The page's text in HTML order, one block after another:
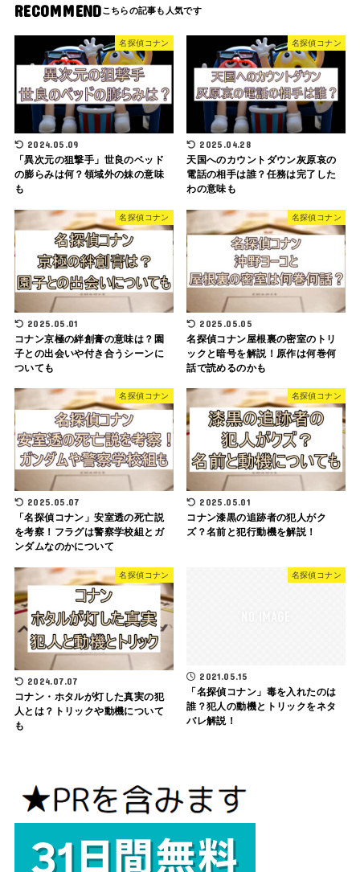
RECOMMEND
名探偵コナン
2024.05.09
「異次元の狙撃手」世良のベッド
の膨らみは何？領域外の妹の意味
も
名探偵コナン
2025.04.28
天国へのカウントダウン灰原哀の
電話の相手は誰？任務は完了した
わの意味も
名探偵コナン
2025.05.01
コナン京極の絆創膏の意味は？園
子との出会いや付き合うシーンに
ついても
名探偵コナン
2025.05.05
名探偵コナン屋根裏の密室のトリ
ックと暗号を解説！原作は何巻何
話で読めるのかも
名探偵コナン
2025.05.07
「名探偵コナン」安室透の死亡説
を考察！フラグは警察学校組とガ
ンダムなのかについて
名探偵コナン
2025.05.01
コナン漆黒の追跡者の犯人がク
ズ？名前と犯行動機を解説！
名探偵コナン
2024.07.07
コナン・ホタルが灯した真実の犯
人とは？トリックや動機について
も
名探偵コナン
2021.05.15
「名探偵コナン」毒を入れたのは
誰？犯人の動機とトリックをネタ
バレ解説！